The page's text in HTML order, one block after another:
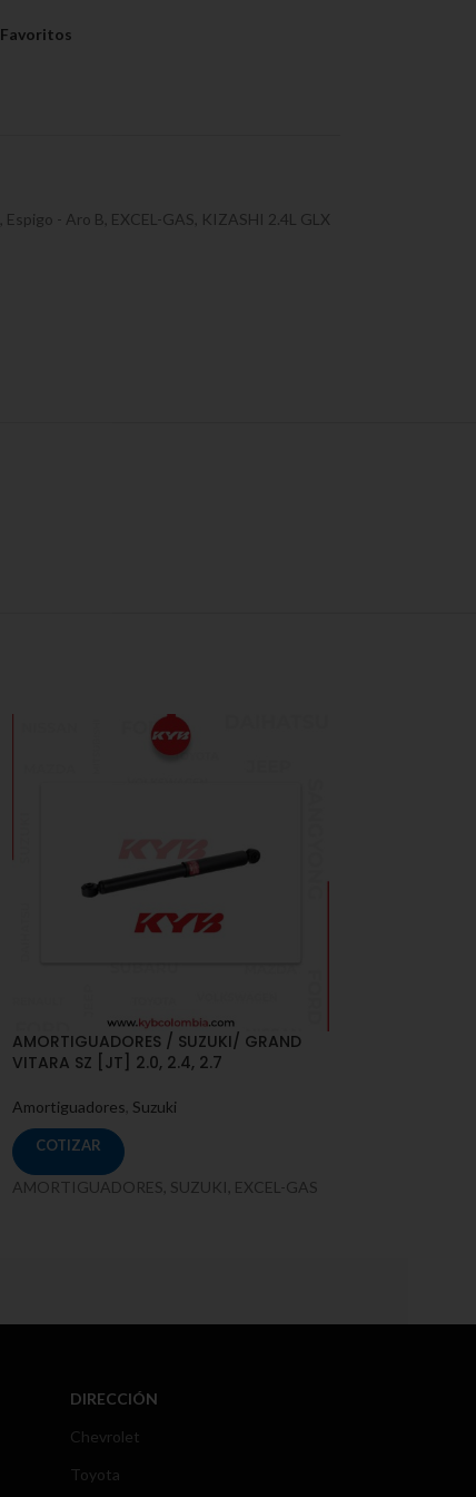
Espigo - Aro B EXCEL-GAS KIZASHI 2.4L GLX
AMORTIGUADORES / SUZUKI/ GRAND
VITARA SZ [JT] 2.0, 2.4, 2.7
Amortiguadores, Suzuki
COTIZAR
AMORTIGUADORES, SUZUKI, EXCEL-GAS
DIRECCIÓN
Chevrolet
Toyota